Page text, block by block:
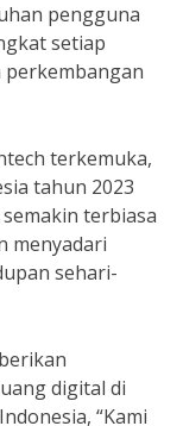
pengguna
setiap
terkemuka,
tahun 2023
terbiasa
menyadari
sehari-
digital di
“Kami